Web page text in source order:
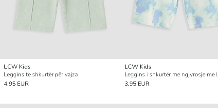
LCW Kids
Leggins të shkurtër për vajza
4.95 EUR
LCW Kids
3.95 EUR